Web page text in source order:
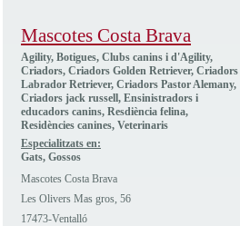
Mascotes Costa Brava
Agility, Botigues, Clubs canins i d'Agility,
Criadors, Criadors Golden Retriever, Criadors
Labrador Retriever, Criadors Pastor Alemany,
Criadors jack russell, Ensinistradors i
educadors canins, Resdiència felina,
Residències canines, Veterinaris
Especialitzats en:
Gats, Gossos
Mascotes Costa Brava
Les Olivers Mas gros, 56
17473-Ventalló